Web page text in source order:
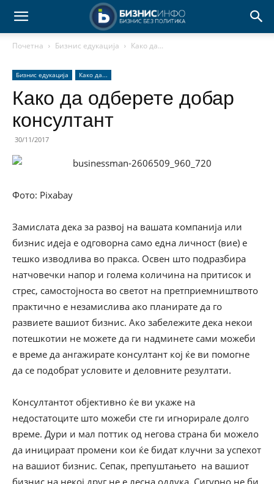
Почетна Бизнис едукација Како да...
Бизнис едукација Како да...
Како да одберете добар
консултант
30/11/2017
Фото: Pixabay
Замислата дека за развој на вашата компанија или
бизнис идеја е одговорна само една личност (вие) е
тешко изводлива во пракса. Освен што подразбира
натчовечки напор и голема количина на притисок и
стрес, самостојноста во светот на претприемништвото
практично е незамислива ако планирате да го
развиете вашиот бизнис. Ако забележите дека некои
потешкотии не можете да ги надминете сами можеби
е време да ангажирате консултант кој ќе ви помогне
да се подобрат условите и деловните резултати.
Консултантот објективно ќе ви укаже на
недостатоците што можеби сте ги игнорирале долго
време. Дури и мал поттик од негова страна би можело
да иницираат промени кои ќе бидат клучни за успехот
на вашиот бизнис. Сепак, препуштањето на вашиот
бизнис на некој друг не е лесна одлука. Сигурно не би